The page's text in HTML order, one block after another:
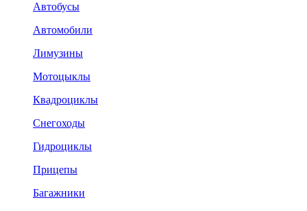
Автобусы
Автомобили
Лимузины
Мотоцыклы
Квадроциклы
Снегоходы
Гидроциклы
Прицепы
Багажники